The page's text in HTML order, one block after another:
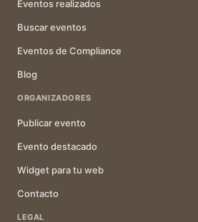
Eventos realizados
Buscar eventos
Eventos de Compliance
Blog
ORGANIZADORES
Publicar evento
Evento destacado
Widget para tu web
Contacto
LEGAL